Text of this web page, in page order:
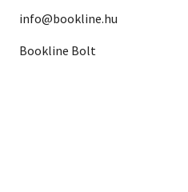
info@bookline.hu
Bookline Bolt